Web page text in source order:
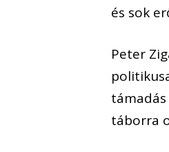
és sok
Peter
táborra